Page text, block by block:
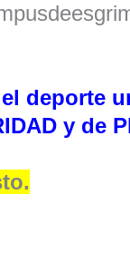
deporte
y de